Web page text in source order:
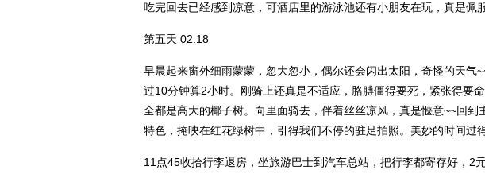
吃完回去已经感到凉意，可酒店里的游泳池还有小朋友在玩，真是佩
第五天 02.18
早晨起来窗外细雨蒙蒙，忽大忽小，偶尔还会闪出太阳，奇怪的天
过10分钟算2小时。刚骑上还真是不适应，胳膊僵得要死，紧张得要
全都是高大的椰子树。向里面骑去，伴着丝丝凉风，真是惬意~~回
特色，掩映在红花绿树中，引得我们不停的驻足拍照。美妙的时间过
11点45收拾行李退房，坐旅游巴士到汽车总站，把行李都寄存好，2